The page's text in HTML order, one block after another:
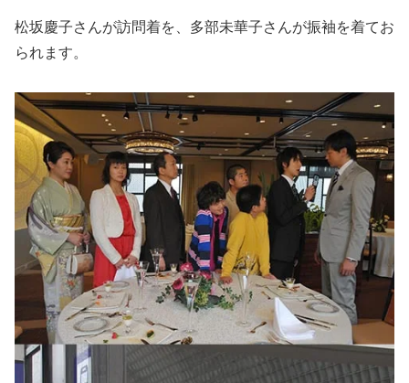
松坂慶子さんが訪問着を、多部未華子さんが振袖を着てお
られます。